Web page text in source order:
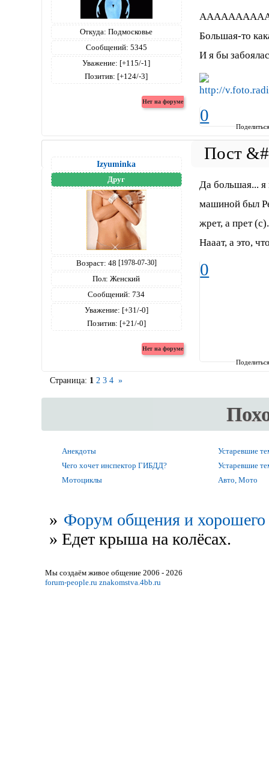
Откуда: Подмосковье
Сообщений: 5345
Уважение: [+115/-1]
Позитив: [+124/-3]
Большая-то
И я бы
0
Izyuminka
Друг
Возраст: 48 [1978-07-30]
Пол: Женский
Сообщений: 734
Уважение: [+31/-0]
Позитив: [+21/-0]
Да большая...
машиной был
жрет, а прет
Нааат, а это,
0
Страница: 1 2 3 4 »
Анекдоты
Устаревшие
Чего хочет инспектор ГИБДД?
Устаревшие
Мотоциклы
Авто, Мото
» Форум общения и хорошего
» Едет крыша на колёсах.
Мы создаём живое общение 2006 - 2026
forum-people.ru znakomstva.4bb.ru